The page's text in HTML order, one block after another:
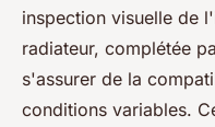
inspection visuelle de
radiateur, complétée
s'assurer de la
conditions variables.